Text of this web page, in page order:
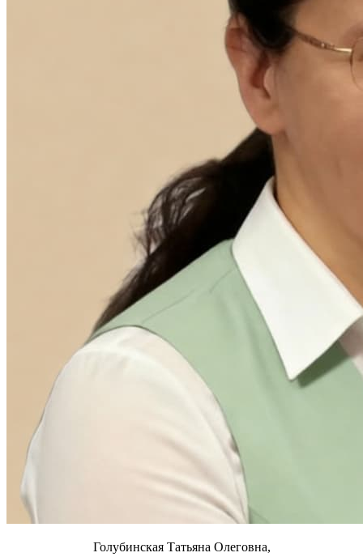
Голубинская Татьяна Олеговна,